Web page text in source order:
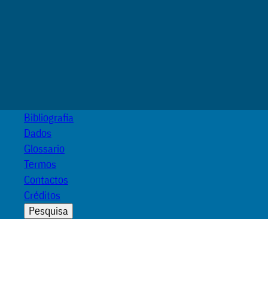
Bibliografia
Dados
Glossario
Termos
Contactos
Créditos
Pesquisa